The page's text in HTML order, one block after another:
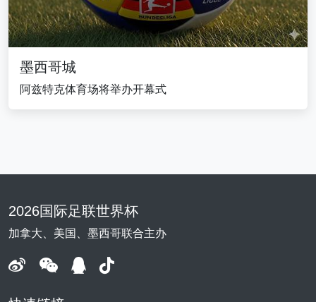
墨西哥城
阿兹特克体育场将举办开幕式
2026国际足联世界杯
加拿大、美国、墨西哥联合主办